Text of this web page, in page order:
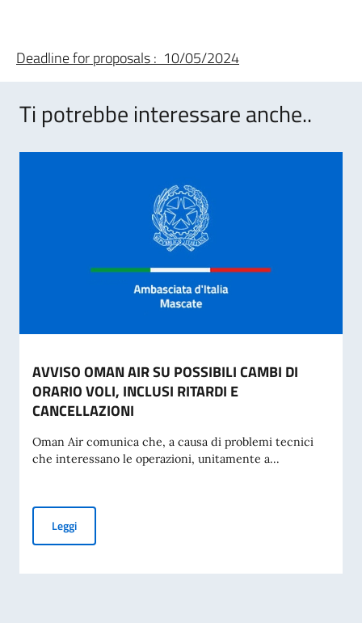
Deadline for proposals : 10/05/2024
Ti potrebbe interessare anche..
AVVISO OMAN AIR SU POSSIBILI CAMBI DI
ORARIO VOLI, INCLUSI RITARDI E
CANCELLAZIONI
Oman Air comunica che, a causa di problemi tecnici
che interessano le operazioni, unitamente a...
LeggiAVVISO OMAN AIR SU POSSIBILI CAMBI DI ORARIO VOLI,